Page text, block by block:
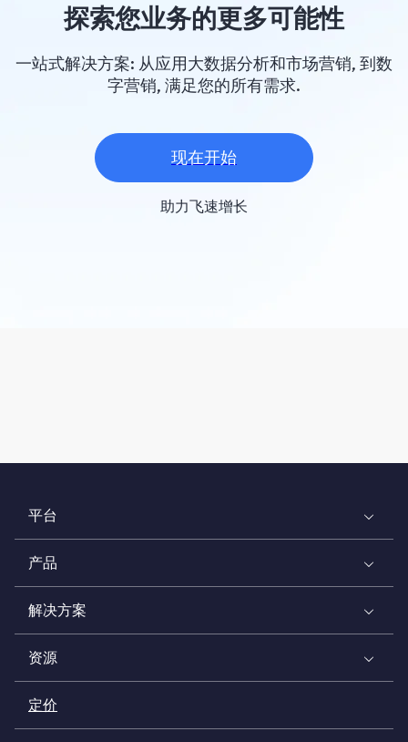
探索您业务的更多可能性
一站式解决方案: 从应用大数据分析和市场营销, 到数
字营销, 满足您的所有需求.
现在开始
助力飞速增长
平台
产品
解决方案
资源
定价